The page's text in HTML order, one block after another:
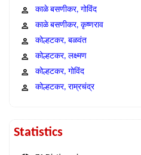
काळे बसणीकर, गोविंद
काळे बसणीकर, कृष्णराव
कोल्हटकर, बळवंत
कोल्हटकर, लक्ष्मण
कोल्हटकर, गोविंद
कोल्हटकर, राम्रचंद्र
Statistics